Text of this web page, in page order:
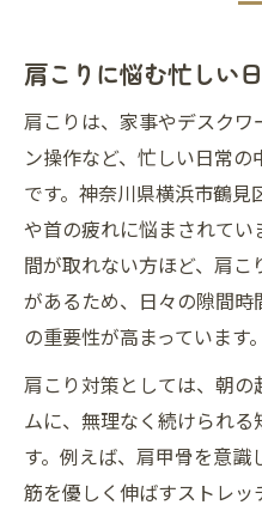
ツ
肩こり専門店選
予約しやすい肩
肩甲骨まわりに効く
肩こり改善に効
肩こりと肩甲骨
方
肩こり解消へ柔
順
鶴見で評判の肩
徴
肩こりに悩む忙しい
肩こりは、家事やデスク
ン操作など、忙しい日常
です。神奈川県横浜市鶴見
や首の疲れに悩まされて
間が取れない方ほど、肩
があるため、日々の隙間
の重要性が高まっています。
肩こり対策としては、朝
ムに、無理なく続けられ
す。例えば、肩甲骨を意
筋を優しく伸ばすストレ